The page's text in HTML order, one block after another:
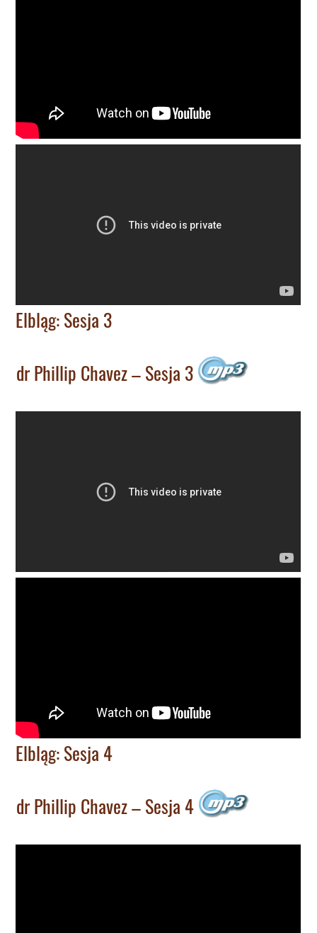
Elbląg: Sesja 3
dr Phillip Chavez – Sesja 3
Elbląg: Sesja 4
dr Phillip Chavez – Sesja 4